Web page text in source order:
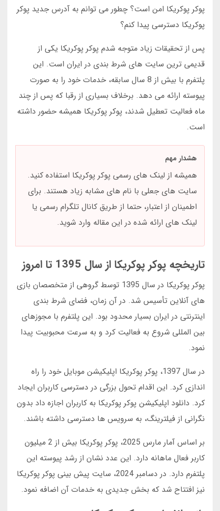
پوکر پوکریکا امن است؟ چطور می توانم به آدرس جدید پوکر
پوکریکا دسترسی پیدا کنم؟
پس از تحقیقات زیاد متوجه شدم پوکر پوکریکا یکی از
قدیمی ترین سایت های شرط بندی در ایران است. این
پلتفرم با بیش از 8 سال سابقه، خدمات خود را به صورت
پیوسته ارائه می دهد. برخلاف بسیاری از رقبا که پس از چند
ماه فعالیت تعطیل شدند، پوکر پوکریکا همیشه حضور داشته
است.
هشدار مهم
همیشه از لینک های رسمی پوکر پوکریکا استفاده کنید.
سایت های جعلی با نام های مشابه زیاد هستند. برای
اطمینان از اعتبار، حتما از طریق کانال تلگرام رسمی یا
لینک های ارائه شده در این مقاله وارد شوید.
تاریخچه پوکر پوکریکا از سال 1395 تا امروز
پوکر پوکریکا در سال 1395 توسط گروهی از متخصصان بازی
های آنلاین تأسیس شد. در آن زمان، فضای شرط بندی
اینترنتی در ایران بسیار محدود بود. این پلتفرم با مجوزهای
بین المللی شروع به فعالیت کرد و به سرعت محبوبیت پیدا
نمود.
در سال 1397، پوکر پوکریکا اپلیکیشن موبایل خود را راه
اندازی کرد. این اقدام تحول بزرگی در دسترسی کاربران ایجاد
کرد. دانلود اپلیکیشن پوکر پوکریکا به کاربران اجازه داد بدون
نگرانی از فیلترینگ، به سرویس ها دسترسی داشته باشند.
بر اساس آمار مارس 2025، پوکر پوکریکا بیش از 2 میلیون
کاربر فعال ماهانه دارد. این عدد نشان از رشد پیوسته این
پلتفرم دارد. در دسامبر 2024، سایت پیش بینی پوکر پوکریکا
نیز افتتاح شد که بخش جدیدی به خدمات آن اضافه نمود.